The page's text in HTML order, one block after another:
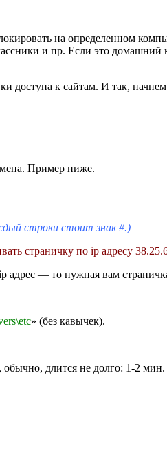
на определенном
и пр. Если это
доступа к сайтам. И так,
Пример ниже.
строки стоит знак #.)
страничку по ip адресу
адрес — то нужная вам
» (без кавычек).
длится не долго: 1-2